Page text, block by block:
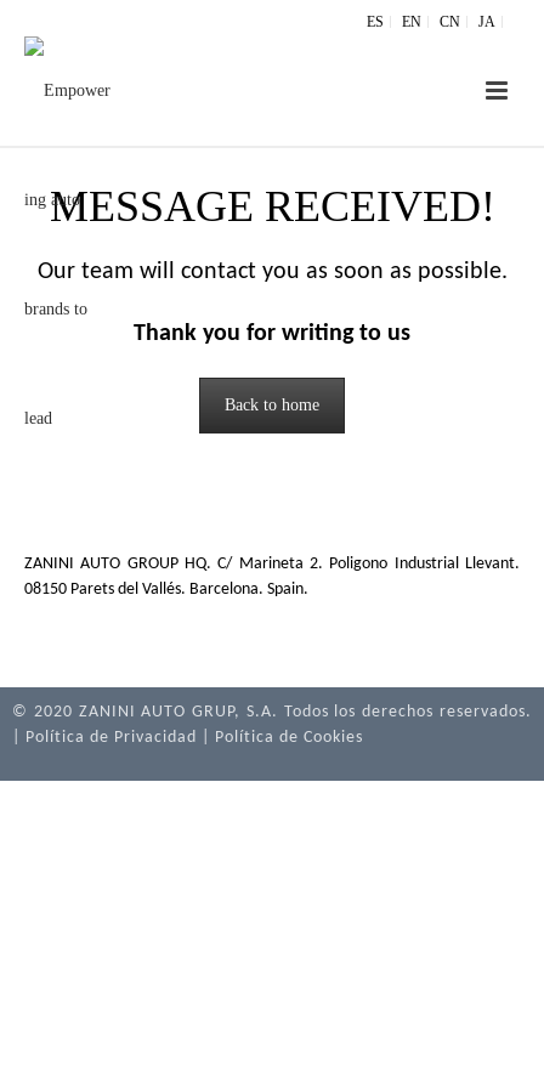
ES EN CN JA
MESSAGE RECEIVED!
Our team will contact you as soon as possible.
Thank you for writing to us
Back to home
ZANINI AUTO GROUP HQ. C/ Marineta 2. Poligono Industrial Llevant.
08150 Parets del Vallés. Barcelona. Spain.
© 2020 ZANINI AUTO GRUP, S.A. Todos los derechos reservados.
Política de Privacidad Política de Cookies